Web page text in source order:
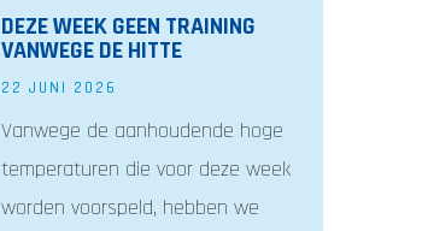
DEZE WEEK GEEN TRAINING
VANWEGE DE HITTE
22 JUNI 2026
Vanwege de aanhoudende hoge
temperaturen die voor deze week
worden voorspeld, hebben we